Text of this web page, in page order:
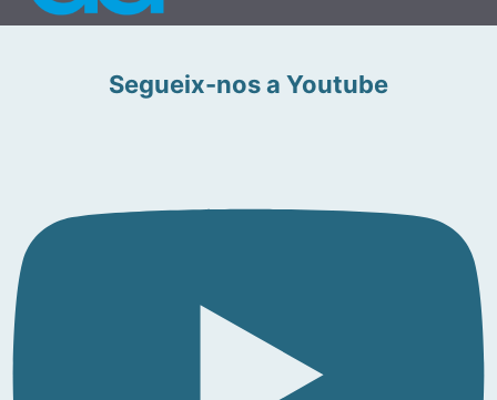
Segueix-nos a Youtube